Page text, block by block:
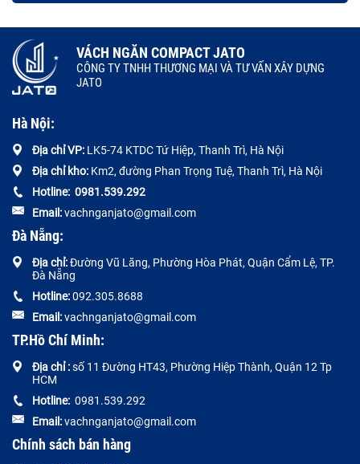
VÁCH NGĂN COMPACT JATO
CÔNG TY TNHH THƯƠNG MẠI VÀ TƯ VẤN XÂY DỰNG
JATO
Hà Nội:
Địa chỉ VP: LK5-74 KTDC Tứ Hiệp, Thanh Trì, Hà Nội
Địa chỉ kho: Km2, đường Phan Trọng Tuệ, Thanh Trì, Hà Nội
Hotline: 0981.539.292
Email:vachnganjato@gmail.com
Đà Nẵng:
Địa chỉ:Đường Vũ Lăng, Phường Hòa Phát, Quận Cẩm Lệ, TP.
Đà Nẵng
Hotline:092.305.8688
Email:vachnganjato@gmail.com
TP.Hồ Chí Minh:
Địa chỉ :số 11 Đường HT43, Phường Hiệp Thành, Quận 12 Tp
HCM
Hotline: 0981.539.292
Email:vachnganjato@gmail.com
Chính sách bán hàng